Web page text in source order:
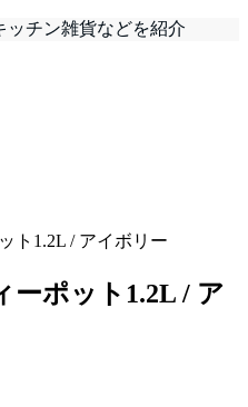
ッチン雑貨などを紹介
ト1.2L / アイボリー
ーポット1.2L / ア